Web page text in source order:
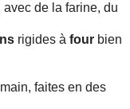
avec de la farine, du
rigides à four bien
faites en des